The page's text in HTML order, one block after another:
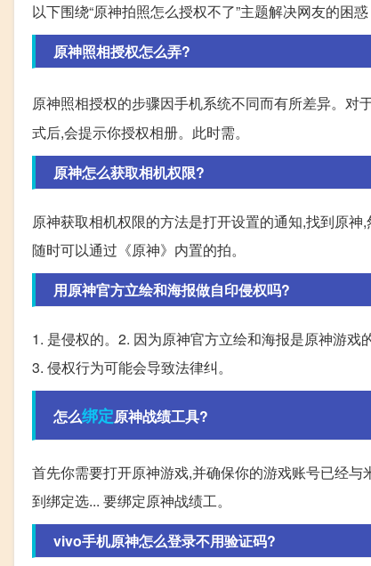
以下围绕“原神拍照怎么授权不了”主题解决网友的困惑
原神照相授权怎么弄?
原神照相授权的步骤因手机系统不同而有所差异。对
式后,会提示你授权相册。此时需。
原神怎么获取相机权限?
原神获取相机权限的方法是打开设置的通知,找到原
随时可以通过《原神》内置的拍。
用原神官方立绘和海报做自印侵权吗?
1. 是侵权的。2. 因为原神官方立绘和海报是原神游戏
3. 侵权行为可能会导致法律纠。
怎么绑定原神战绩工具?
首先你需要打开原神游戏,并确保你的游戏账号已经
到绑定选... 要绑定原神战绩工。
vivo手机原神怎么登录不用验证码?